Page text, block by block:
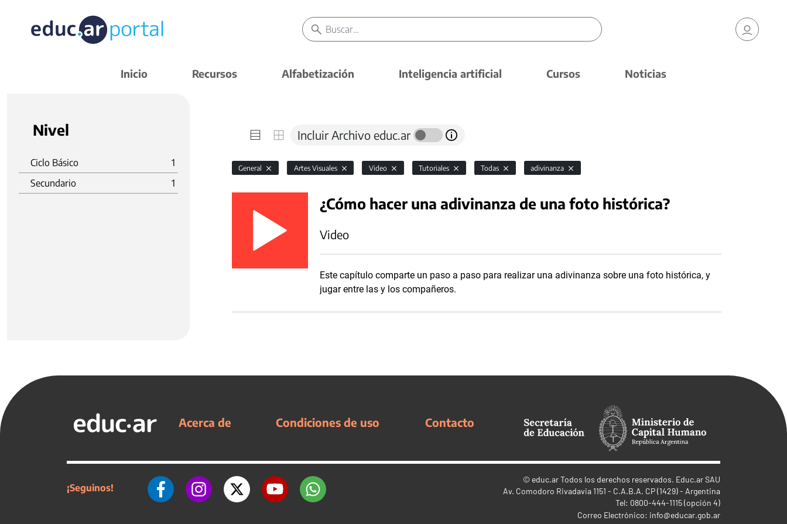
Inicio Recursos Alfabetización Inteligencia artificial Cursos Noticias
Nivel
Ciclo Básico
1
Secundario
1
Incluir Archivo educ.ar
General Artes Visuales Video Tutoriales Todas adivinanza
¿Cómo hacer una adivinanza de una foto histórica?
Video
Este capítulo comparte un paso a paso para realizar una adivinanza sobre una foto histórica, y
jugar entre las y los compañeros.
Acerca de Condiciones de uso Contacto
¡Seguinos!
© educ.arTodos los derechos reservados. Educ.ar SAU
Av. Comodoro Rivadavia 1151 - C.A.B.A. CP (1429) - Argentina
Tel: 0800-444-1115 (opción 4)
Correo Electrónico: info@educar.gob.ar